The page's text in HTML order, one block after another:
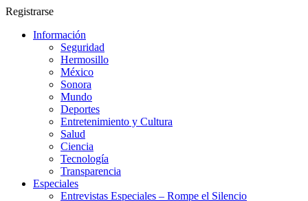
Registrarse
Información
Seguridad
Hermosillo
México
Sonora
Mundo
Deportes
Entretenimiento y Cultura
Salud
Ciencia
Tecnología
Transparencia
Especiales
Entrevistas Especiales – Rompe el Silencio